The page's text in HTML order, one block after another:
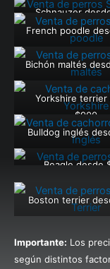
Schnauzer
French poodle
Bichón maltés
Yorkshire terrier
$900
Bulldog inglés
Beagle desde
Boston terrier
Importante: Los
según distintos